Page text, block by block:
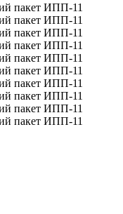
пакет ИПП-11
пакет ИПП-11
пакет ИПП-11
пакет ИПП-11
пакет ИПП-11
пакет ИПП-11
пакет ИПП-11
пакет ИПП-11
пакет ИПП-11
пакет ИПП-11